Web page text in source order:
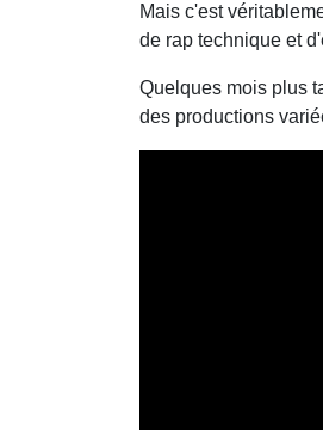
Mais c'est
de rap technique et
Quelques mois plus
des productions